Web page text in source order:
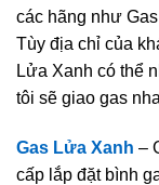
các hãng như
Tùy địa chỉ của
Lửa Xanh có thể
tôi sẽ giao gas
Gas Lửa Xanh –
cấp lắp đặt bình